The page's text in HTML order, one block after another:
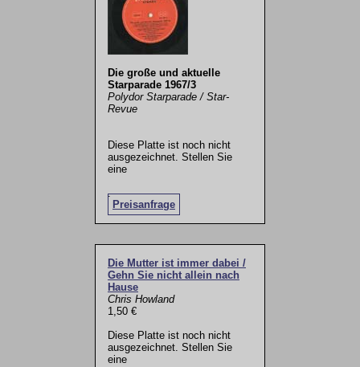
Die große und aktuelle
Starparade 1967/3
Polydor Starparade / Star-
Revue
Diese Platte ist noch nicht
ausgezeichnet. Stellen Sie
eine
Preisanfrage
.
Die Mutter ist immer dabei /
Gehn Sie nicht allein nach
Hause
Chris Howland
1,50 €
Diese Platte ist noch nicht
ausgezeichnet. Stellen Sie
eine